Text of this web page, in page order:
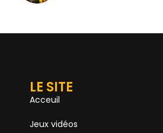
LE SITE
Acceuil
Jeux vidéos